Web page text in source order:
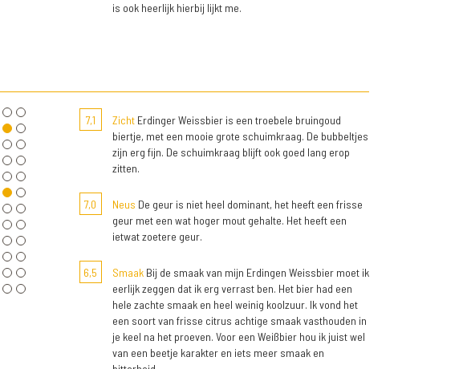
is ook heerlijk hierbij lijkt me.
7,1 ZichtErdinger Weissbier is een troebele bruingoud
biertje, met een mooie grote schuimkraag. De bubbeltjes
zijn erg fijn. De schuimkraag blijft ook goed lang erop
zitten.
7,0 Neus De geur is niet heel dominant, het heeft een frisse
geur met een wat hoger mout gehalte. Het heeft een
ietwat zoetere geur.
6,5 SmaakBij de smaak van mijn Erdingen Weissbier moet ik
eerlijk zeggen dat ik erg verrast ben. Het bier had een
hele zachte smaak en heel weinig koolzuur. Ik vond het
een soort van frisse citrus achtige smaak vasthouden in
je keel na het proeven. Voor een Weißbier hou ik juist wel
van een beetje karakter en iets meer smaak en